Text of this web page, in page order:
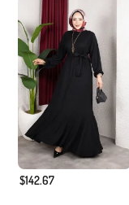
$142.67